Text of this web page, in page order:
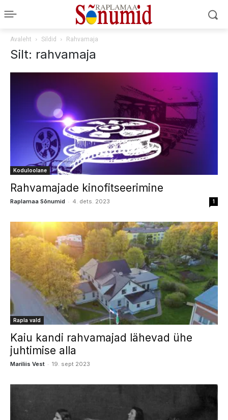
Avaleht Sildid Rahvamaja
Silt: rahvamaja
Koduloolane
Rahvamajade kinofitseerimine
Raplamaa Sõnumid - 4. dets. 2023 1
Rapla vald
Kaiu kandi rahvamajad lähevad ühe
juhtimise alla
Mariliis Vest - 19. sept 2023